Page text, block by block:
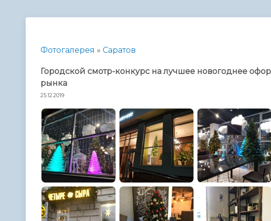
администрации
Фотогалерея » Саратов
Городской смотр-конкурс на лучшее новогоднее
рынка
25.12.2019